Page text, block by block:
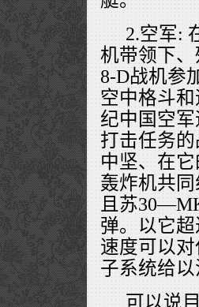
2.空军:
机带领下
8-D战机参
空中格斗
纪中国空
打击任务
中坚、在
轰炸机共
且苏
弹。以它
速度可以
子系统给
可以说